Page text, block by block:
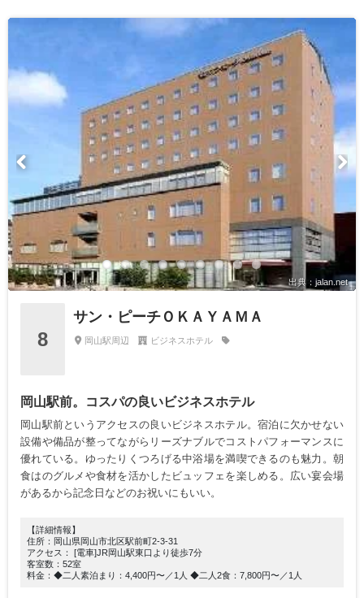
出典：jalan.net
8
サン・ピーチＯＫＡＹＡＭＡ
岡山駅周辺 ビジネスホテル
岡山駅前。コスパの良いビジネスホテル
岡山駅前というアクセスの良いビジネスホテル。宿泊に欠かせない
設備や備品が整ってながらリーズナブルでコストパフォーマンスに
優れている。ゆったりくつろげる中浴場を満喫できるのも魅力。朝
食はのグルメや食材を活かしたビュッフェを楽しめる。広い宴会場
があるから記念日などのお祝いにもいい。
【詳細情報】
住所：岡山県岡山市北区駅前町2-3-31
アクセス： [電車]JR岡山駅東口より徒歩7分
客室数：52室
料金：◆二人素泊まり：4,400円〜／1人 ◆二人2食：7,800円〜／1人